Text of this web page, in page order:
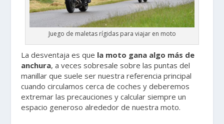
Juego de maletas rígidas para viajar en moto
La desventaja es que la moto gana algo más de
anchura, a veces sobresale sobre las puntas del
manillar que suele ser nuestra referencia principal
cuando circulamos cerca de coches y deberemos
extremar las precauciones y calcular siempre un
espacio generoso alrededor de nuestra moto.